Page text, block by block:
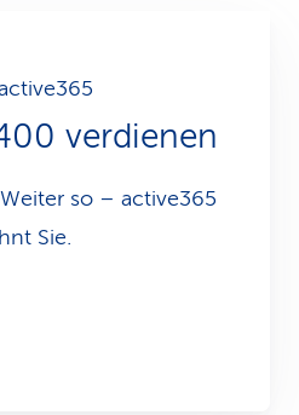
verdienen
so – active365
Sie.